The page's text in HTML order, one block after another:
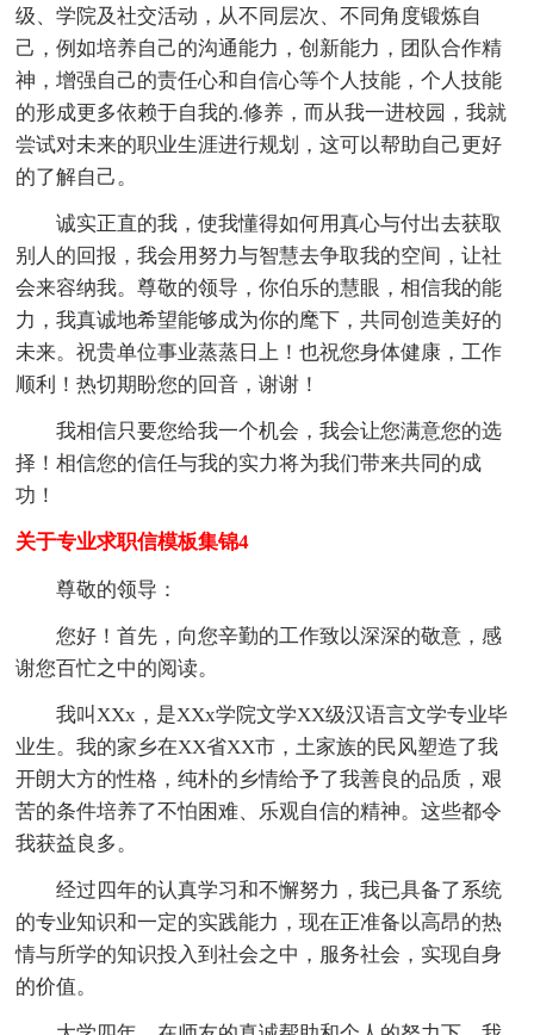
级、学院及社交活动，从不同层次、不同角度锻炼自
己，例如培养自己的沟通能力，创新能力，团队合作精
神，增强自己的责任心和自信心等个人技能，个人技能
的形成更多依赖于自我的.修养，而从我一进校园，我就
尝试对未来的职业生涯进行规划，这可以帮助自己更好
的了解自己。
诚实正直的我，使我懂得如何用真心与付出去获取
别人的回报，我会用努力与智慧去争取我的空间，让社
会来容纳我。尊敬的领导，你伯乐的慧眼，相信我的能
力，我真诚地希望能够成为你的麾下，共同创造美好的
未来。祝贵单位事业蒸蒸日上！也祝您身体健康，工作
顺利！热切期盼您的回音，谢谢！
我相信只要您给我一个机会，我会让您满意您的选
择！相信您的信任与我的实力将为我们带来共同的成
功！
关于专业求职信模板集锦4
尊敬的领导：
您好！首先，向您辛勤的工作致以深深的敬意，感
谢您百忙之中的阅读。
我叫XXx，是XXx学院文学XX级汉语言文学专业毕
业生。我的家乡在XX省XX市，土家族的民风塑造了我
开朗大方的性格，纯朴的乡情给予了我善良的品质，艰
苦的条件培养了不怕困难、乐观自信的精神。这些都令
我获益良多。
经过四年的认真学习和不懈努力，我已具备了系统
的专业知识和一定的实践能力，现在正准备以高昂的热
情与所学的知识投入到社会之中，服务社会，实现自身
的价值。